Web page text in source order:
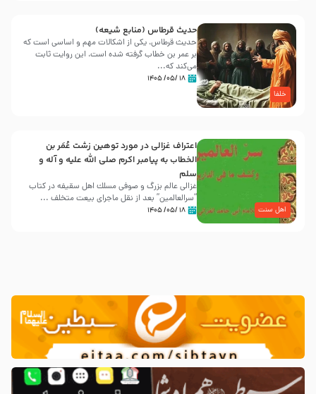
خلفا
حدیث قرطاس (منابع شیعه)
حدیث قرطاس، یکی از اشکالات مهم و اساسی است که
بر عمر بن خطاب گرفته شده است، این روایت ثابت
می‌کند که...
۱۸ /۰۵/ ۱۴۰۵
اهل سنت
اعتراف غزالی در مورد توهین زشت عُمَر بن
الخطاب به پیامبر اکرم صلی الله علیه و آله و
سلم
غزالی عالم بزرگ و صوفی مسلك اهل سقيفه در کتاب
“سرالعالمین” بعد از نقل ماجرای بیعت متخلف ...
۱۸ /۰۵/ ۱۴۰۵